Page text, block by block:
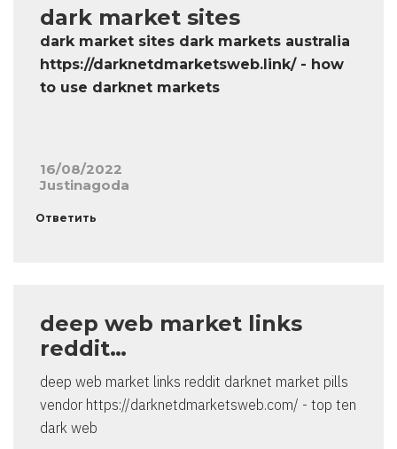
dark market sites
dark market sites dark markets australia
https://darknetdmarketsweb.link/ - how
to use darknet markets
16/08/2022
Justinagoda
Ответить
deep web market links
reddit…
deep web market links reddit darknet market pills
vendor https://darknetdmarketsweb.com/ - top ten
dark web